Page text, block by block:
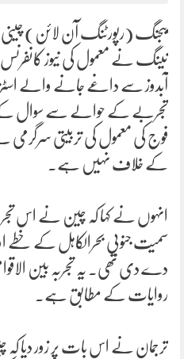
بیجنگ (رپورٹنگ آن لائن) چینی
نینگ نے معمول کی نیوز
آبدوز سے داغے جانے والے
تجربے کے حوالے سے سوال کے
فوج کی معمول کی تربیتی
کے خلاف نہیں ہے۔
انہوں نے کہا کہ چین نے اس
سمیت جنوبی بحرالکاہل کے خطے
دے دی تھی۔ یہ تجربہ بین
روایات کے مطابق ہے۔
ترجمان نے اس بات پر زور دیا کہ